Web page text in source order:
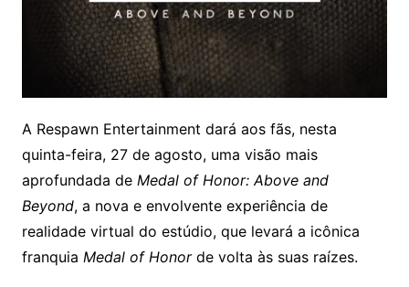
A Respawn Entertainment dará aos fãs, nesta
quinta-feira, 27 de agosto, uma visão mais
aprofundada de Medal of Honor: Above and
Beyond, a nova e envolvente experiência de
realidade virtual do estúdio, que levará a icônica
franquia Medal of Honorde volta às suas raízes.